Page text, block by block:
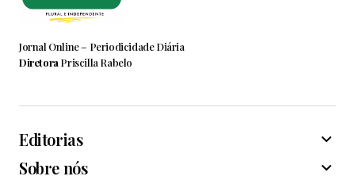
Jornal Online – Periodicidade Diária
DiretoraPriscilla Rabelo
Editorias
Sobre nós